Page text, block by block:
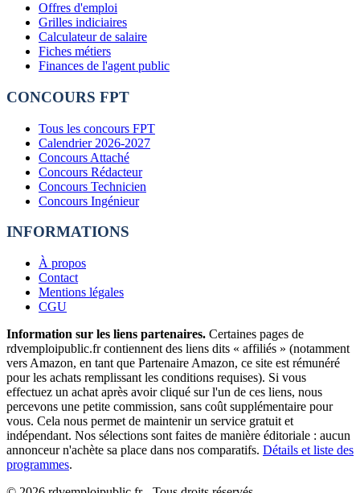
Offres d'emploi
Grilles indiciaires
Calculateur de salaire
Fiches métiers
Finances de l'agent public
CONCOURS FPT
Tous les concours FPT
Calendrier 2026-2027
Concours Attaché
Concours Rédacteur
Concours Technicien
Concours Ingénieur
INFORMATIONS
À propos
Contact
Mentions légales
CGU
Information sur les liens partenaires. Certaines pages de
rdvemploipublic.fr contiennent des liens dits « affiliés » (notamment
vers Amazon, en tant que Partenaire Amazon, ce site est rémunéré
pour les achats remplissant les conditions requises). Si vous
effectuez un achat après avoir cliqué sur l'un de ces liens, nous
percevons une petite commission, sans coût supplémentaire pour
vous. Cela nous permet de maintenir un service gratuit et
indépendant. Nos sélections sont faites de manière éditoriale : aucun
annonceur n'achète sa place dans nos comparatifs. Détails et liste des
programmes.